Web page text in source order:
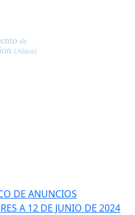
DE ANUNCIOS
A 12 DE JUNIO DE 2024